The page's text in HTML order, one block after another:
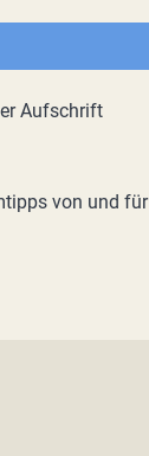
von und für